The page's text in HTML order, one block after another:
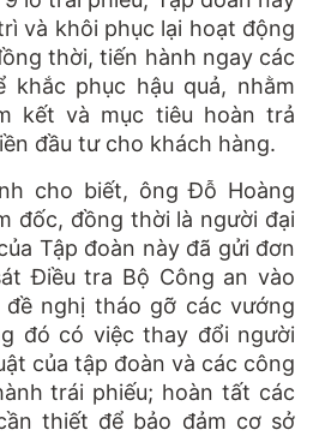
và khôi phục lại hoạt động
thời, tiến hành ngay các
khắc phục hậu quả, nhằm
kết và mục tiêu hoàn trả
đầu tư cho khách hàng.
cho biết, ông Đỗ Hoàng
đốc, đồng thời là người đại
Tập đoàn này đã gửi đơn
Điều tra Bộ Công an vào
nghị tháo gỡ các vướng
đó có việc thay đổi người
của tập đoàn và các công
trái phiếu; hoàn tất các
thiết để bảo đảm cơ sở